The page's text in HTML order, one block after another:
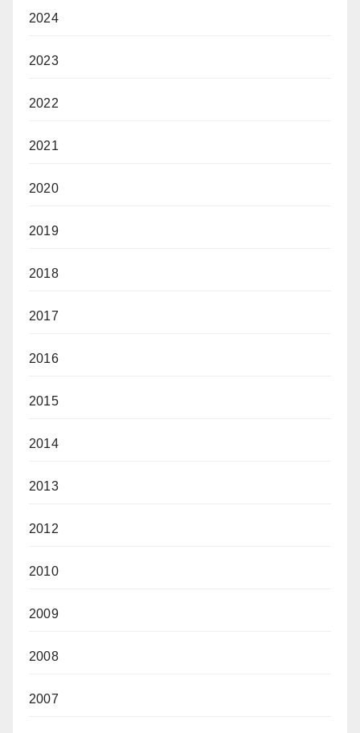
2024
2023
2022
2021
2020
2019
2018
2017
2016
2015
2014
2013
2012
2010
2009
2008
2007